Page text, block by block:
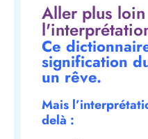
Aller plus
Ce
signification
un rêve.
Mais
delà :